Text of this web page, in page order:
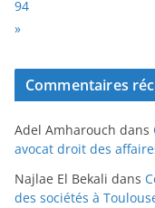
e
:
94
N
x
»
Commentaires
Adel Amharouch dans
avocat droit des
Najlae El Bekali dans
des sociétés à